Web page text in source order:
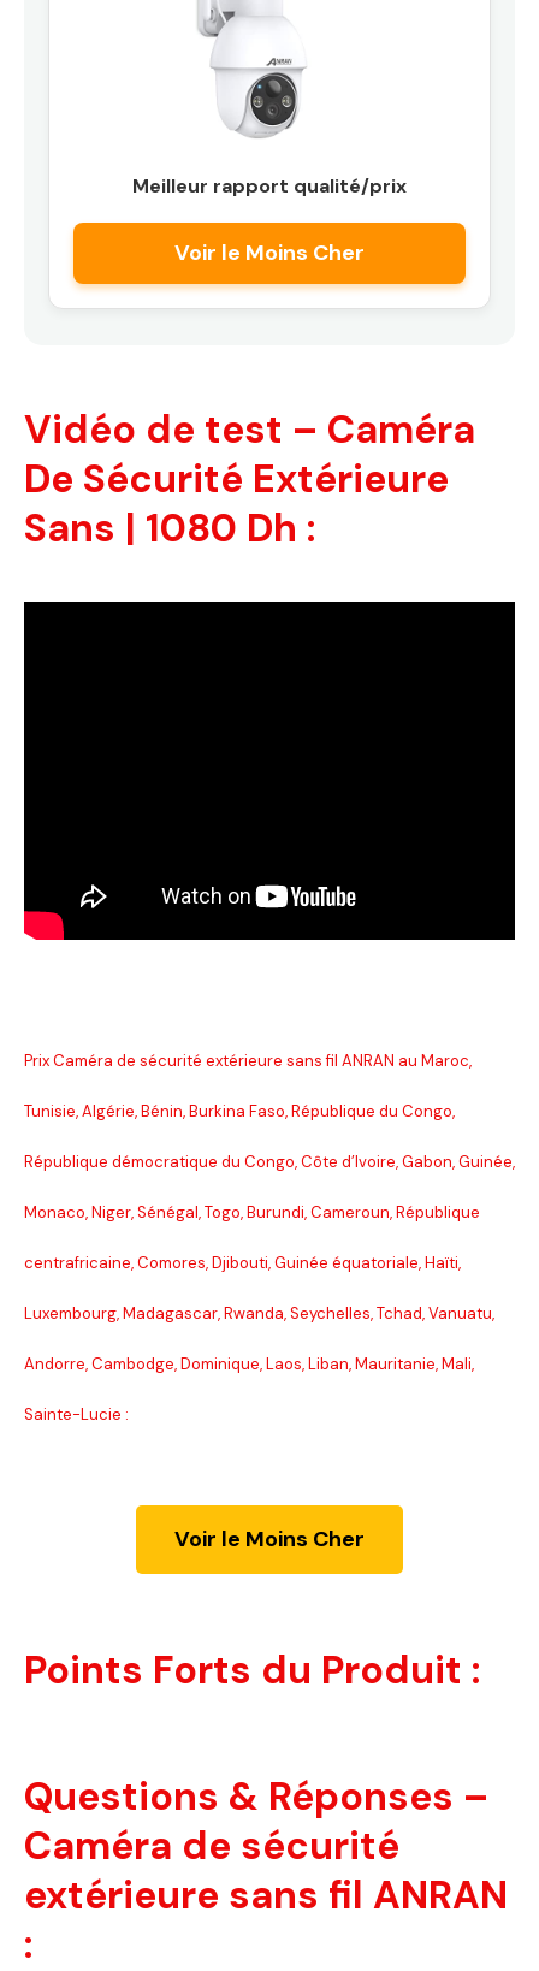
Meilleur rapport qualité/prix
Voir le Moins Cher
Vidéo de test – Caméra
De Sécurité Extérieure
Sans | 1080 Dh :
Prix Caméra de sécurité extérieure sans fil ANRAN au Maroc,
Tunisie, Algérie, Bénin, Burkina Faso, République du Congo,
République démocratique du Congo, Côte d’Ivoire, Gabon, Guinée,
Monaco, Niger, Sénégal, Togo, Burundi, Cameroun, République
centrafricaine, Comores, Djibouti, Guinée équatoriale, Haïti,
Luxembourg, Madagascar, Rwanda, Seychelles, Tchad, Vanuatu,
Andorre, Cambodge, Dominique, Laos, Liban, Mauritanie, Mali,
Sainte-Lucie :
Voir le Moins Cher
Points Forts du Produit :
Questions & Réponses –
Caméra de sécurité
extérieure sans fil ANRAN
: